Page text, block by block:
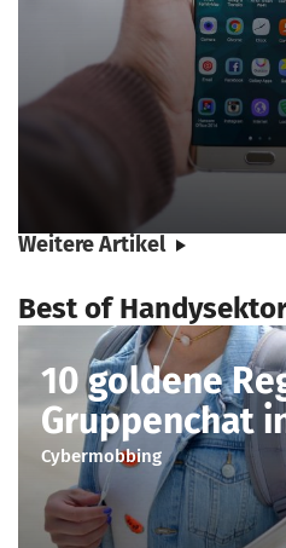
Weitere Artikel
Best of
10 goldene
Gruppenchat
Cybermobbing